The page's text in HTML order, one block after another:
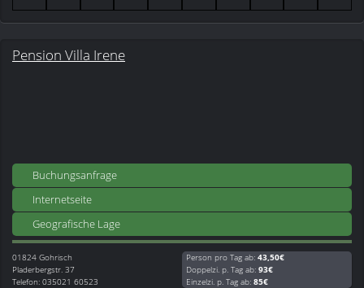
Pension Villa Irene
Buchungsanfrage
Internetseite
Geografische Lage
01824 Gohrisch
Pladerbergstr. 37
Telefon: 035021 60523
Person pro Tag ab: 43,50€
Doppelzi. p. Tag ab: 93€
Einzelzi. p. Tag ab: 85€